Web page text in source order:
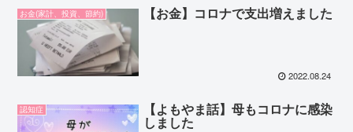
お金(家計、投資、節約) 【お金】コロナで支出増えました
2022.08.24
認知症 【よもやま話】母もコロナに感染
しました